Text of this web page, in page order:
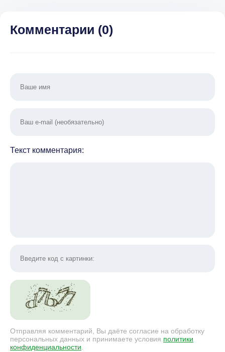
Комментарии (0)
Текст комментария:
Отправляя комментарий, Вы даёте согласие на обработку
персональных данных и принимаете условия политики
конфиденциальности.